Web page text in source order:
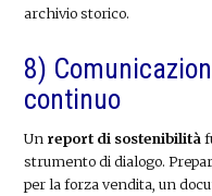
archivio storico.
8)
continuo
Un report di sostenibilità
strumento di dialogo.
per la forza vendita, un